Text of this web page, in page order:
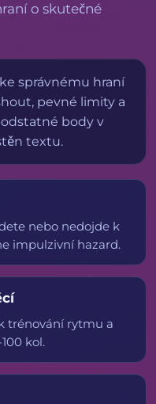
o skutečné
správnému hraní
pevné limity a
body v
textu.
nebo nedojde k
impulzivní hazard.
trénování rytmu a
kol.